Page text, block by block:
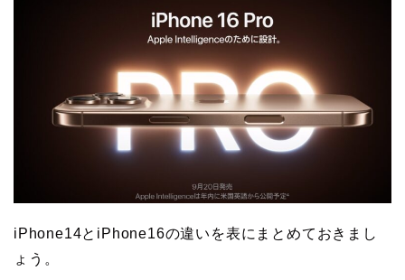
iPhone14とiPhone16の違いを表にまとめておきまし
ょう。